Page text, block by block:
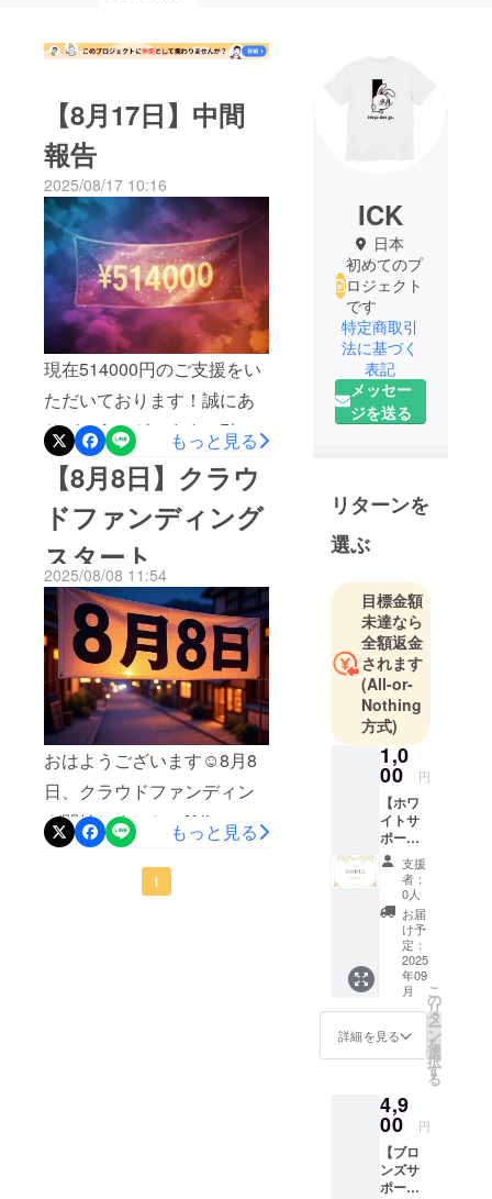
【8月17日】中間
報告
2025/08/17 10:16
現在514000円のご支援をい
ただいております！誠にあ
りがとうございます。引き
続き”陰キャ”の未来のために
ご支援をお願いいたしま
す！
もっと見る
【8月8日】クラウ
ドファンディング
スタート
2025/08/08 11:54
おはようございます☺8月8
日、クラウドファンディン
グ開始しました。[All-or-
Nothing]形式です。”陰
キャ”(内向的・繊細な人)不
もっと見る
1
ICK
日本
初めてのプ
ロジェクト
です
特定商取引
法に基づく
表記
メッセー
ジを送る
リターンを
選ぶ
目標金額
未達なら
全額返金
されます
(All-or-
Nothing
方式)
1,0
00 円
【ホワ
イトサ
ポー
ター】
■御礼の
メッ
セージ■
ご支援
の御礼
と、 こ
こでは
書けな
かった
個人的
な思い
を
とだけ
吐露さ
せてい
ただき
ます。
■デジタ
支援
者：
0人
お届
け予
定：
2025
年09
月
詳細を見る
こ
の
リ
タ
ー
ン
を
選
択
す
る
4,9
00 円
【ブロ
ンズサ
ポー